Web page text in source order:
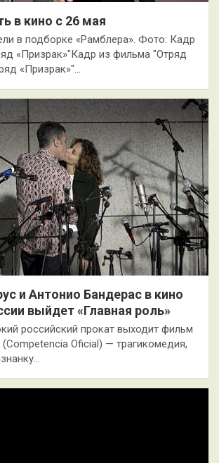
в кино с 26 мая
в подборке «Рамблера». Фото: Кадр
«Призрак»"Кадр из фильма "Отряд
«Призрак»"…
и Антонио Бандерас в кино
выйдет «Главная роль»
российский прокат выходит фильм
(Competencia Оficial) — трагикомедия,